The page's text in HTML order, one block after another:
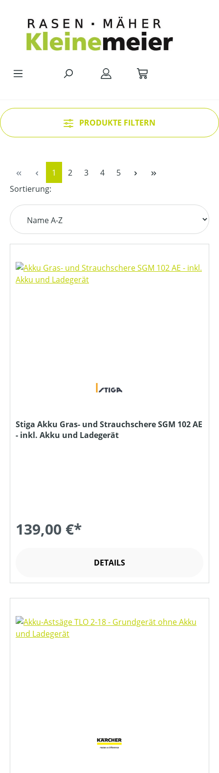
PRODUKTE FILTERN
Seite
1 Seite
2 Seite
3 Seite
4 Seite
5
Sortierung:
Stiga Akku Gras- und Strauchschere SGM 102 AE
- inkl. Akku und Ladegerät
139,00 €*
DETAILS